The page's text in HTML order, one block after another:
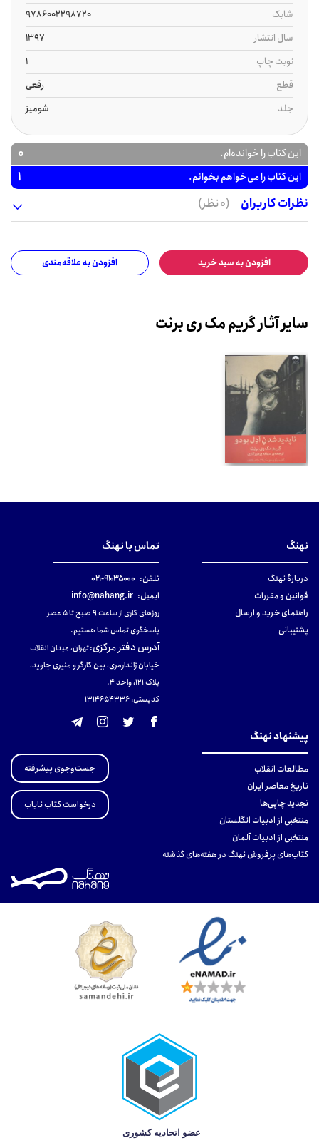
شابک
9786002298720
سال انتشار
1397
نوبت چاپ
1
قطع
رقعی
جلد
شومیز
این کتاب را خوانده‌ام. 0
این کتاب را می‌خواهم بخوانم.
1
نظرات کاربران
(0 نظر)
افزودن به سبد خرید افزودن به علاقه‌مندی
سایر آثار گریم مک ری برنت
نهنگ
دربارهٔ نهنگ
قوانین و مقررات
راهنمای خرید و ارسال
پشتیبانی
تماس با نهنگ
تلفن: ۹۱۰۳۵۰۰۰-۰۲۱
ایمیل: info@nahang.ir
روزهای کاری از ساعت ۹ صبح تا ۵ عصر
پاسخگوی تماس شما هستیم.
آدرس دفتر مرکزی:تهران، میدان انقلاب
خیابان ژاندارمری، بین کارگر و منیری جاوید،
پلاک 121، واحد ۴.
کدپستی: 131465433۶
پیشنهاد نهنگ
مطالعات انقلاب
تاریخ معاصر ایران
تجدید چاپی‌ها
منتخبی از ادبیات انگلستان
منتخبی از ادبیات آلمان
کتاب‌های پرفروش نهنگ در هفته‌های گذشته
جست‌وجوی پیشرفته
درخواست کتاب نایاب